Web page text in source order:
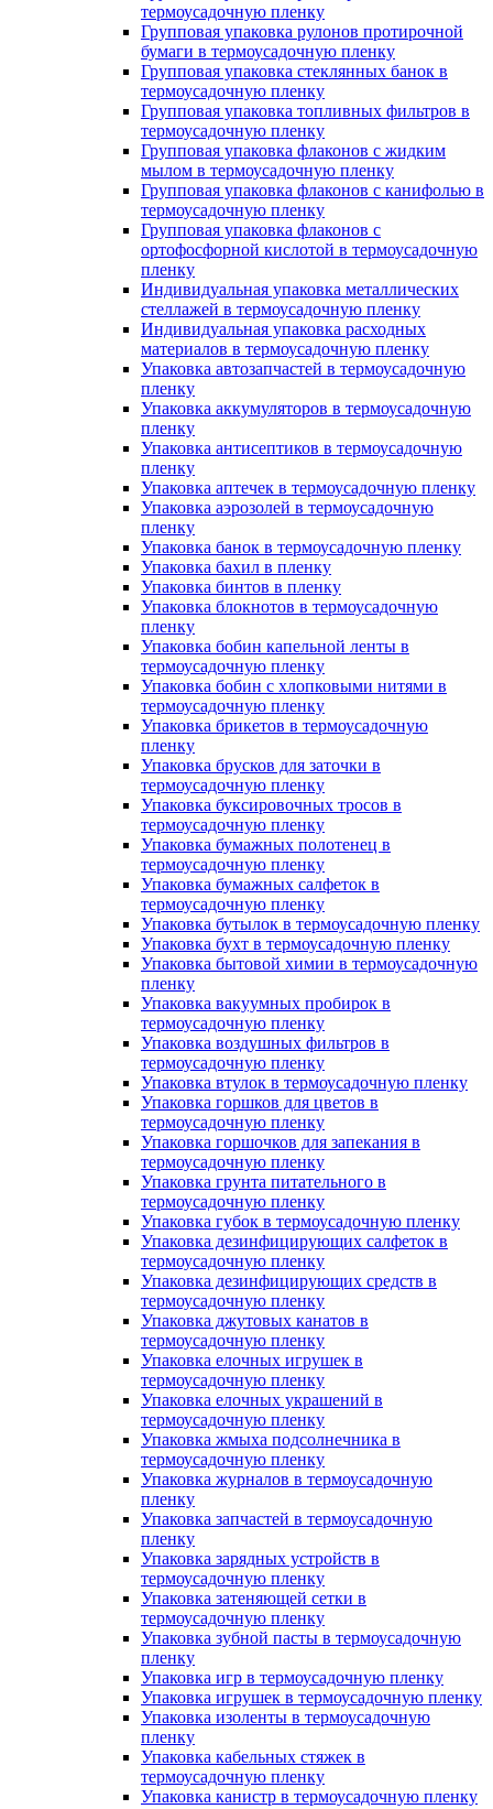
термоусадочную пленку
Групповая упаковка рулонов протирочной
бумаги в термоусадочную пленку
Групповая упаковка стеклянных банок в
термоусадочную пленку
Групповая упаковка топливных фильтров в
термоусадочную пленку
Групповая упаковка флаконов с жидким
мылом в термоусадочную пленку
Групповая упаковка флаконов с канифолью в
термоусадочную пленку
Групповая упаковка флаконов с
ортофосфорной кислотой в термоусадочную
пленку
Индивидуальная упаковка металлических
стеллажей в термоусадочную пленку
Индивидуальная упаковка расходных
материалов в термоусадочную пленку
Упаковка автозапчастей в термоусадочную
пленку
Упаковка аккумуляторов в термоусадочную
пленку
Упаковка антисептиков в термоусадочную
пленку
Упаковка аптечек в термоусадочную пленку
Упаковка аэрозолей в термоусадочную
пленку
Упаковка банок в термоусадочную пленку
Упаковка бахил в пленку
Упаковка бинтов в пленку
Упаковка блокнотов в термоусадочную
пленку
Упаковка бобин капельной ленты в
термоусадочную пленку
Упаковка бобин с хлопковыми нитями в
термоусадочную пленку
Упаковка брикетов в термоусадочную
пленку
Упаковка брусков для заточки в
термоусадочную пленку
Упаковка буксировочных тросов в
термоусадочную пленку
Упаковка бумажных полотенец в
термоусадочную пленку
Упаковка бумажных салфеток в
термоусадочную пленку
Упаковка бутылок в термоусадочную пленку
Упаковка бухт в термоусадочную пленку
Упаковка бытовой химии в термоусадочную
пленку
Упаковка вакуумных пробирок в
термоусадочную пленку
Упаковка воздушных фильтров в
термоусадочную пленку
Упаковка втулок в термоусадочную пленку
Упаковка горшков для цветов в
термоусадочную пленку
Упаковка горшочков для запекания в
термоусадочную пленку
Упаковка грунта питательного в
термоусадочную пленку
Упаковка губок в термоусадочную пленку
Упаковка дезинфицирующих салфеток в
термоусадочную пленку
Упаковка дезинфицирующих средств в
термоусадочную пленку
Упаковка джутовых канатов в
термоусадочную пленку
Упаковка елочных игрушек в
термоусадочную пленку
Упаковка елочных украшений в
термоусадочную пленку
Упаковка жмыха подсолнечника в
термоусадочную пленку
Упаковка журналов в термоусадочную
пленку
Упаковка запчастей в термоусадочную
пленку
Упаковка зарядных устройств в
термоусадочную пленку
Упаковка затеняющей сетки в
термоусадочную пленку
Упаковка зубной пасты в термоусадочную
пленку
Упаковка игр в термоусадочную пленку
Упаковка игрушек в термоусадочную пленку
Упаковка изоленты в термоусадочную
пленку
Упаковка кабельных стяжек в
термоусадочную пленку
Упаковка канистр в термоусадочную пленку